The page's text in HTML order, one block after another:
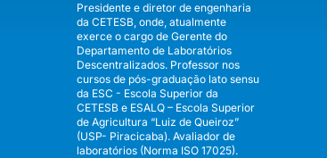
Presidente e diretor de engenharia
da CETESB, onde, atualmente
exerce o cargo de Gerente do
Departamento de Laboratórios
Descentralizados. Professor nos
cursos de pós-graduação lato sensu
da ESC - Escola Superior da
CETESB e ESALQ – Escola Superior
de Agricultura “Luiz de Queiroz”
(USP- Piracicaba). Avaliador de
laboratórios (Norma ISO 17025).